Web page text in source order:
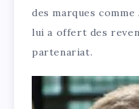
des marques
lui a offert des
partenariat.